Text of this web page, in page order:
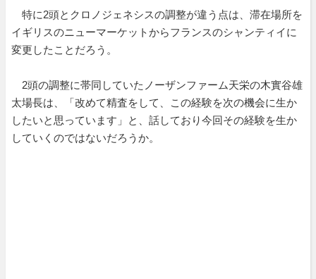
特に2頭とクロノジェネシスの調整が違う点は、滞在場所を
イギリスのニューマーケットからフランスのシャンティイに
変更したことだろう。
2頭の調整に帯同していたノーザンファーム天栄の木實谷雄
太場長は、「改めて精査をして、この経験を次の機会に生か
したいと思っています」と、話しており今回その経験を生か
していくのではないだろうか。